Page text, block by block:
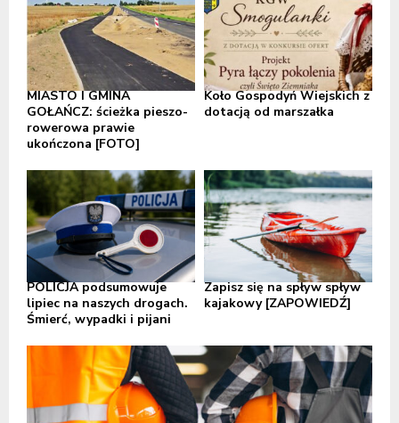
MIASTO I GMINA
GOŁAŃCZ: ścieżka pieszo-
rowerowa prawie
ukończona [FOTO]
Koło Gospodyń Wiejskich z
dotacją od marszałka
POLICJA podsumowuje
lipiec na naszych drogach.
Śmierć, wypadki i pijani
Zapisz się na spływ spływ
kajakowy [ZAPOWIEDŹ]